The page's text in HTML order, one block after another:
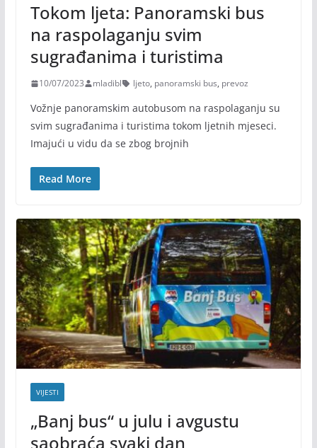
Tokom ljeta: Panoramski bus
na raspolaganju svim
sugrađanima i turistima
10/07/2023 mladibl ljeto, panoramski bus, prevoz
Vožnje panoramskim autobusom na raspolaganju su
svim sugrađanima i turistima tokom ljetnih mjeseci.
Imajući u vidu da se zbog brojnih
Read More
VIJESTI
„Banj bus“ u julu i avgustu
saobraća svaki dan